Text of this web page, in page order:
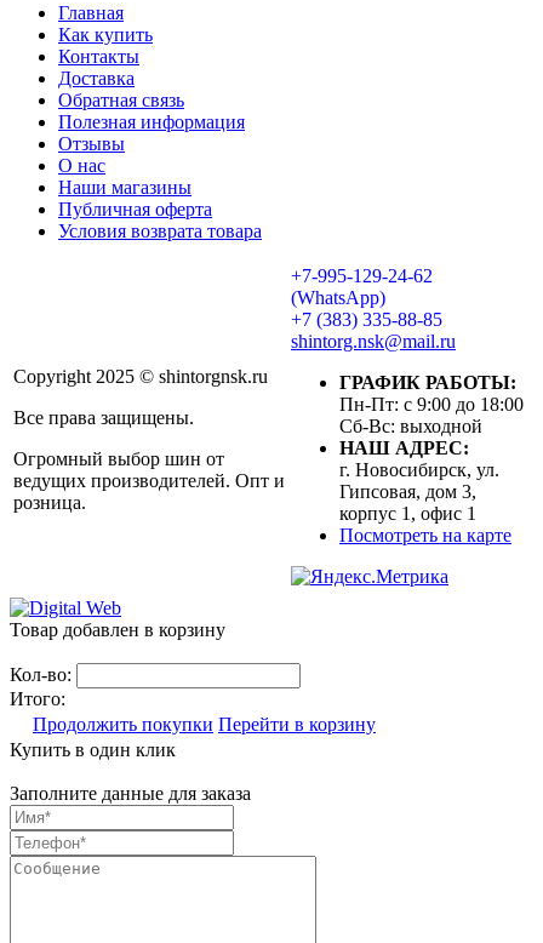
Главная
Как купить
Контакты
Доставка
Обратная связь
Полезная информация
Отзывы
О нас
Наши магазины
Публичная оферта
Условия возврата товара
Copyright 2025 © shintorgnsk.ru
Все права защищены.
Огромный выбор шин от
ведущих производителей. Опт и
розница.
+7-995-129-24-62
(WhatsApp)
+7 (383) 335-88-85
shintorg.nsk@mail.ru
ГРАФИК РАБОТЫ:
Пн-Пт: с 9:00 до 18:00
Сб-Вс: выходной
НАШ АДРЕС:
г. Новосибирск, ул.
Гипсовая, дом 3,
корпус 1, офис 1
Посмотреть на карте
Товар добавлен в корзину
Кол-во:
Итого:
Продолжить покупки Перейти в корзину
Купить в один клик
Заполните данные для заказа